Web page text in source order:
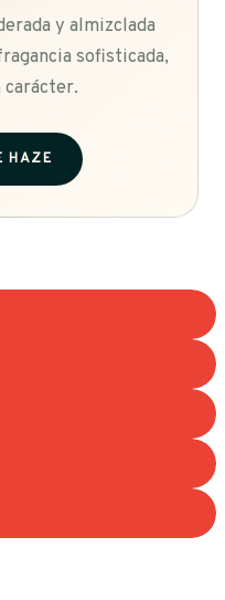
y almizclada
sofisticada,
carácter.
HAZE